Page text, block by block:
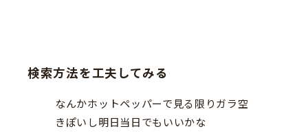
検索方法を工夫してみる
なんかホットペッパーで見る限りガラ空
きぽいし明日当日でもいいかな